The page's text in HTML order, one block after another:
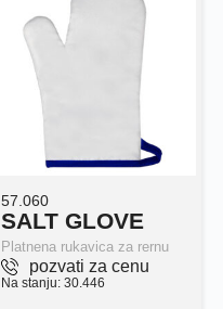
57.060
SALT GLOVE
Platnena rukavica za rernu
pozvati za cenu
Na stanju: 30.446